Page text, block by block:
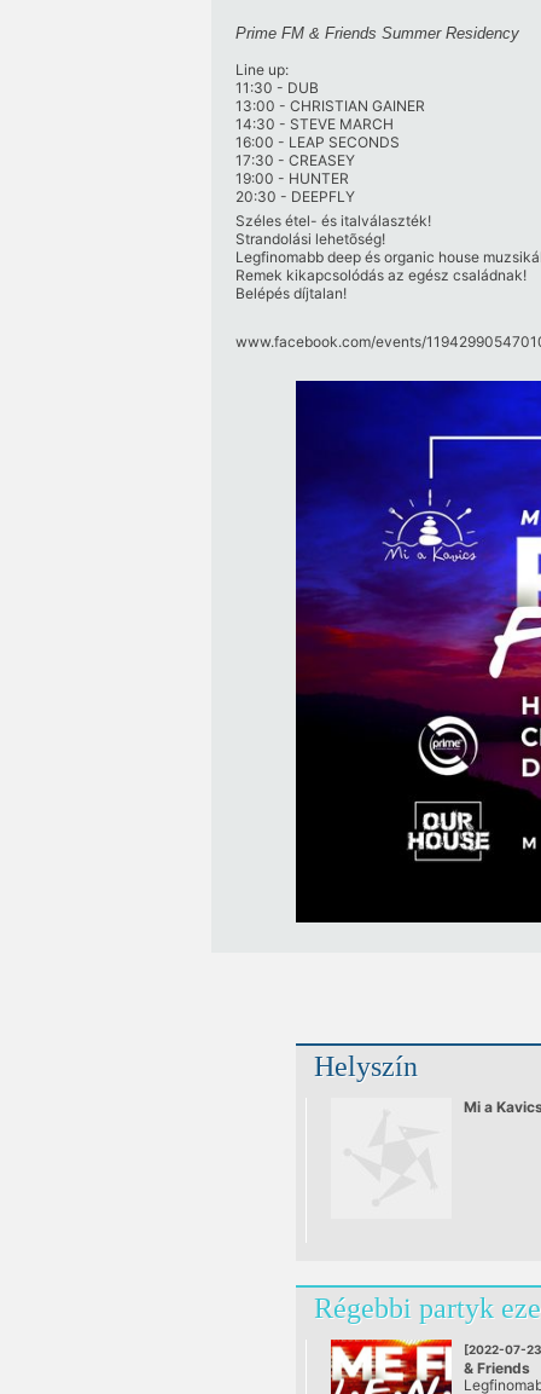
Prime FM & Friends Summer Residency
Line up:
11:30 - DUB
13:00 - CHRISTIAN GAINER
14:30 - STEVE MARCH
16:00 - LEAP SECONDS
17:30 - CREASEY
19:00 - HUNTER
20:30 - DEEPFLY
Széles étel- és italválaszték!
Strandolási lehetõség!
Legfinomabb deep és organic house
Remek kikapcsolódás az egész családnak!
Belépés díjtalan!
www.facebook.com/​events/​
Helyszín
Mi a
Régebbi partyk
[2022-07-
& Friends
@ Mi a